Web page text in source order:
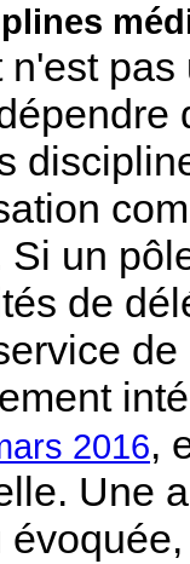
pas
un
de
2016,
Une